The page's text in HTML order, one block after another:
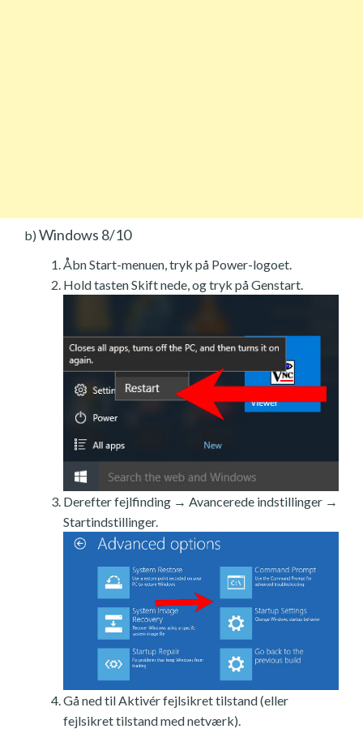
b) Windows 8/10
Åbn Start-menuen, tryk på Power-logoet.
Hold tasten Skift nede, og tryk på Genstart.
Derefter fejlfinding → Avancerede indstillinger →
Startindstillinger.
Gå ned til Aktivér fejlsikret tilstand (eller
fejlsikret tilstand med netværk).